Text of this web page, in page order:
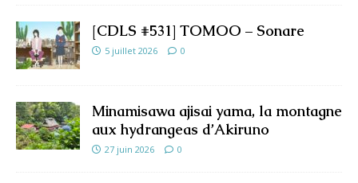
[CDLS #531] TOMOO – Sonare
5 juillet 2026 0
Minamisawa ajisai yama, la montagne
aux hydrangeas d’Akiruno
27 juin 2026 0